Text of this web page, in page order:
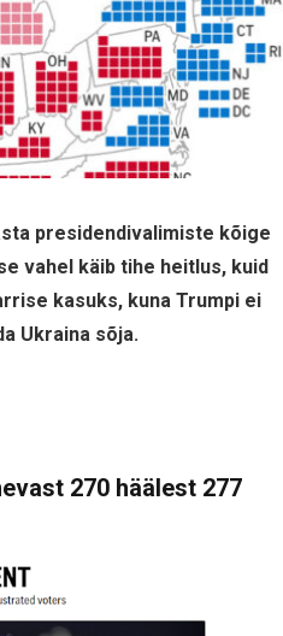
presidendivalimiste kõige
vahel käib tihe heitlus, kuid
kasuks, kuna Trumpi ei
Ukraina sõja.
270 häälest 277